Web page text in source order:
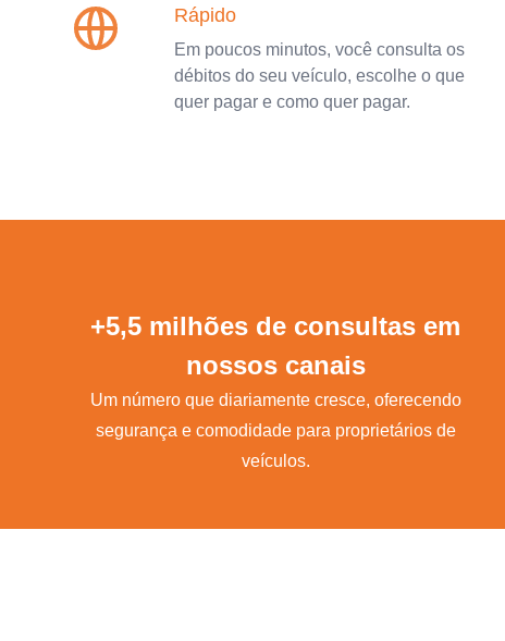
Rápido
Em poucos minutos, você consulta os
débitos do seu veículo, escolhe o que
quer pagar e como quer pagar.
+5,5 milhões de consultas em
nossos canais
Um número que diariamente cresce, oferecendo
segurança e comodidade para proprietários de
veículos.